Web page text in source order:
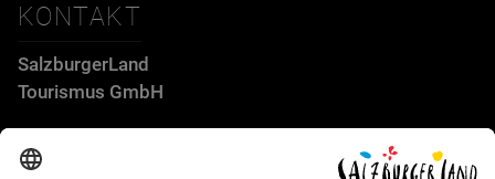
KONTAKT
SalzburgerLand
Tourismus GmbH
Wiener Bundesstraße 23
5300 Hallwang